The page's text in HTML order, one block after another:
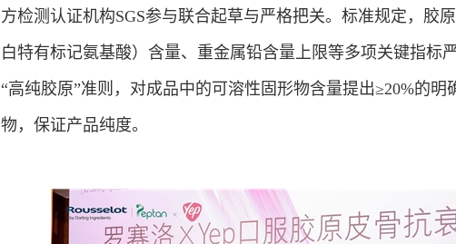
方检测认证机构SGS参与联合起草与严格把关。标准规定，胶
白特有标记氨基酸）含量、重金属铅含量上限等多项关键指标
“高纯胶原”准则，对成品中的可溶性固形物含量提出≥20%的
物，保证产品纯度。